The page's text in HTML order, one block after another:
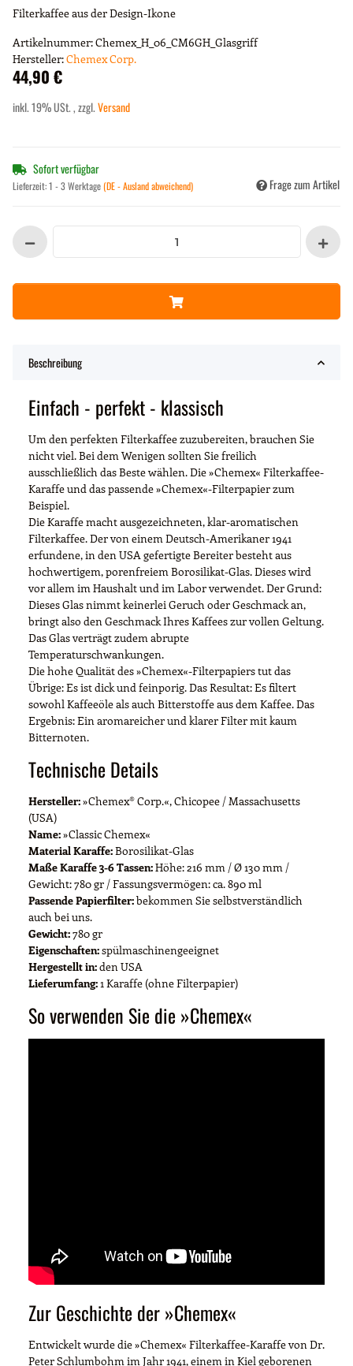
Filterkaffee aus der Design-Ikone
Artikelnummer:Chemex_H_06_CM­6GH_Glasgriff
Hersteller:Chemex Corp.
44,90 €
inkl. 19% USt. , zzgl.Versand
Sofort verfügbar
Lieferzeit:1 - 3 Werktage(DE - Ausland abweichend) Frage zum Artikel
Beschreibung
Einfach - perfekt - klassisch
Um den perfekten Filterkaffee zuzubereiten, brauchen Sie
nicht viel. Bei dem Wenigen sollten Sie freilich
ausschließlich das Beste wählen. Die »Chemex« Filterkaffee-
Karaffe und das passende »Chemex«-Filterpapier zum
Beispiel.
Die Karaffe macht ausgezeichneten, klar-aromatischen
Filterkaffee. Der von einem Deutsch-Amerikaner 1941
erfundene, in den USA gefertigte Bereiter besteht aus
hochwertigem, porenfreiem Borosilikat-Glas. Dieses wird
vor allem im Haushalt und im Labor verwendet. Der Grund:
Dieses Glas nimmt keinerlei Geruch oder Geschmack an,
bringt also den Geschmack Ihres Kaffees zur vollen Geltung.
Das Glas verträgt zudem abrupte
Temperaturschwankungen.
Die hohe Qualität des »Chemex«-Filterpapiers tut das
Übrige: Es ist dick und feinporig. Das Resultat: Es filtert
sowohl Kaffeeöle als auch Bitterstoffe aus dem Kaffee. Das
Ergebnis: Ein aromareicher und klarer Filter mit kaum
Bitternoten.
Technische Details
Hersteller:»Chemex® Corp.«, Chicopee / Massachusetts
(USA)
Name:»Classic Chemex«
Material Karaffe:Borosilikat-Glas
Maße Karaffe 3-6 Tassen:Höhe: 216 mm / Ø 130 mm /
Gewicht: 780 gr / Fassungsvermögen: ca. 890 ml
Passende Papierfilter:bekommen Sie selbstverständlich
auch bei uns.
Gewicht:780 gr
Eigenschaften:spülmaschinengeeignet
Hergestellt in:den USA
Lieferumfang:1 Karaffe (ohne Filterpapier)
So verwenden Sie die »Chemex«
Zur Geschichte der »Chemex«
Entwickelt wurde die »Chemex« Filterkaffee-Karaffe von Dr.
Peter Schlumbohm im Jahr 1941, einem in Kiel geborenen